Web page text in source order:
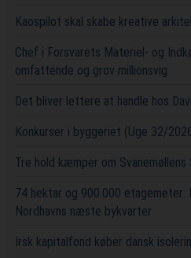
Kaospilot skal skabe kreative
Chef i Forsvarets Materiel- og
omfattende og grov millionsvig
Det bliver lettere at handle hos
Konkurser i byggeriet (Uge 32/
Tre hold kæmper om Svanemøllens
74 hektar og 900.000 etagemeter:
Nordhavns næste bykvarter
Irsk kapitalfond køber dansk